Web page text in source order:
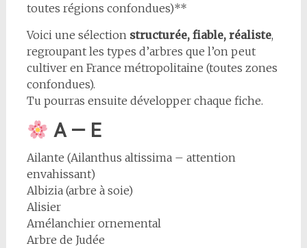
toutes régions confondues)**
Voici une sélection structurée, fiable, réaliste,
regroupant les types d’arbres que l’on peut
cultiver en France métropolitaine (toutes zones
confondues).
Tu pourras ensuite développer chaque fiche.
A — E
Ailante (Ailanthus altissima – attention
envahissant)
Albizia (arbre à soie)
Alisier
Amélanchier ornemental
Arbre de Judée